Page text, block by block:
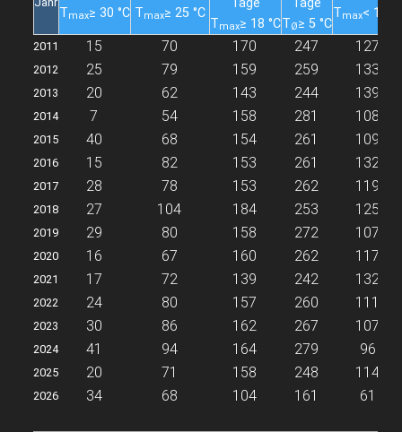
Tmax≥ 30 °C Tmax≥ 25 °C
Tmax≥ 18 °CTØ≥ 5 °C
Tmax< 10
2011 15 70 170 247 127
2012 25 79 159 259 133
2013 20 62 143 244 139
2014 7 54 158 281 108
2015 40 68 154 261 109
2016 15 82 153 261 132
2017 28 78 153 262 119
2018 27 104 184 253 125
2019 29 80 158 272 107
2020 16 67 160 262 117
2021 17 72 139 242 132
2022 24 80 157 260 111
2023 30 86 162 267 107
2024 41 94 164 279 96
2025 20 71 158 248 114
2026 34 68 104 161 61